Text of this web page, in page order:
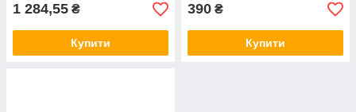
1 284,55 ₴
Купити
390 ₴
Купити